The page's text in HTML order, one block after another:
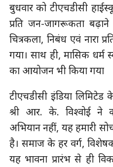
बुधवार को टीएचडीसी
प्रति जन-जागरूकता
चित्रकला, निबंध एवं नारा
गया। साथ ही, मासिक धर्म
का आयोजन भी किया गया
टीएचडीसी इंडिया
श्री आर. के. विश्वोई ने
अभियान नहीं, यह हमारी
है। समाज के हर वर्ग,
यह भावना प्रारंभ से ही